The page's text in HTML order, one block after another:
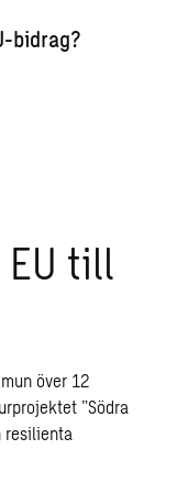
bidrag?
till
över 12
”Södra
resilienta